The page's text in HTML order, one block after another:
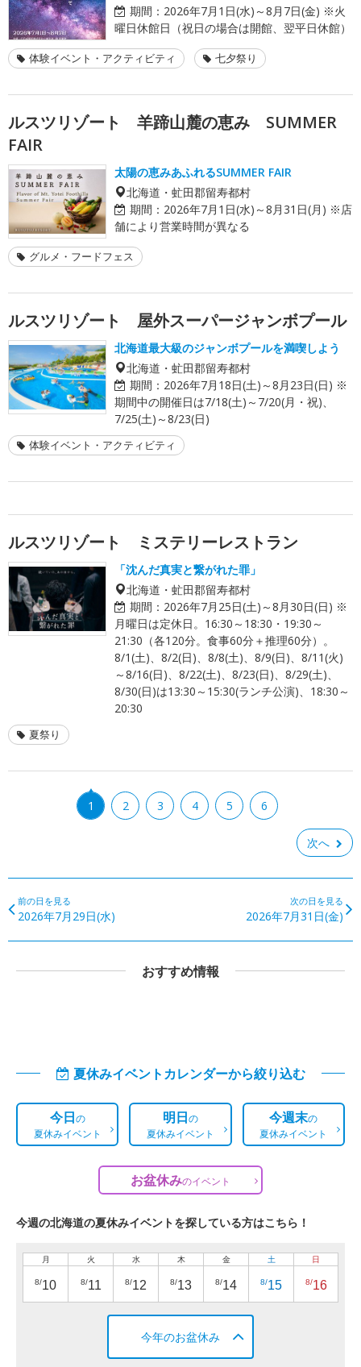
期間： 2026年7月1日(水)～8月7日(金) ※火
曜日休館日（祝日の場合は開館、翌平日休館）
体験イベント・アクティビティ 七夕祭り
ルスツリゾート 羊蹄山麓の恵み SUMMER
FAIR
太陽の恵みあふれるSUMMER FAIR
北海道・虻田郡留寿都村
期間： 2026年7月1日(水)～8月31日(月) ※店
舗により営業時間が異なる
グルメ・フードフェス
ルスツリゾート 屋外スーパージャンボプール
北海道最大級のジャンボプールを満喫しよう
北海道・虻田郡留寿都村
期間： 2026年7月18日(土)～8月23日(日) ※
期間中の開催日は7/18(土)～7/20(月・祝)、
7/25(土)～8/23(日)
体験イベント・アクティビティ
ルスツリゾート ミステリーレストラン
「沈んだ真実と繋がれた罪」
北海道・虻田郡留寿都村
期間： 2026年7月25日(土)～8月30日(日) ※
月曜日は定休日。16:30～18:30・19:30～
21:30（各120分。食事60分＋推理60分）。
8/1(土)、8/2(日)、8/8(土)、8/9(日)、8/11(火)
～8/16(日)、8/22(土)、8/23(日)、8/29(土)、
8/30(日)は13:30～15:30(ランチ公演)、18:30～
20:30
夏祭り
1 2 3 4 5 6
次へ
前の日を見る
2026年7月29日(水)
次の日を見る
2026年7月31日(金)
おすすめ情報
夏休みイベントカレンダーから絞り込む
今日の
夏休みイベント
明日の
夏休みイベント
今週末の
夏休みイベント
お盆休みのイベント
今週の北海道の夏休みイベントを探している方はこちら！
月
8/10
火
8/11
水
8/12
木
8/13
金
8/14
土
8/15
日
8/16
今年のお盆休み